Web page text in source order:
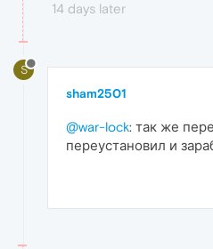
14 days later
S
sham2501
@war-lock: так же
переустановил и